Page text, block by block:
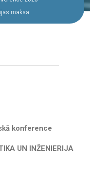
maksa
konference
UN INŽENIERIJA